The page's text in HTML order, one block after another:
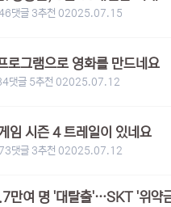
댓글 3추천 02025.07.15
로그램으로 영화를 만드네요
댓글 5추천 02025.07.12
임 시즌 4 트레일이 있네요
댓글 3추천 02025.07.12
만여 명 '대탈출'…SKT '위약